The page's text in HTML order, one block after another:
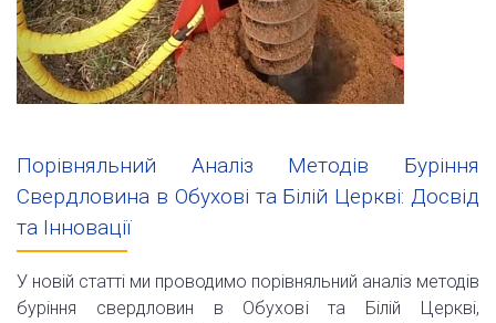
Порівняльний Аналіз Методів Буріння
Свердловина в Обухові та Білій Церкві: Досвід
та Інновації
У новій статті ми проводимо порівняльний аналіз методів
буріння свердловин в Обухові та Білій Церкві,